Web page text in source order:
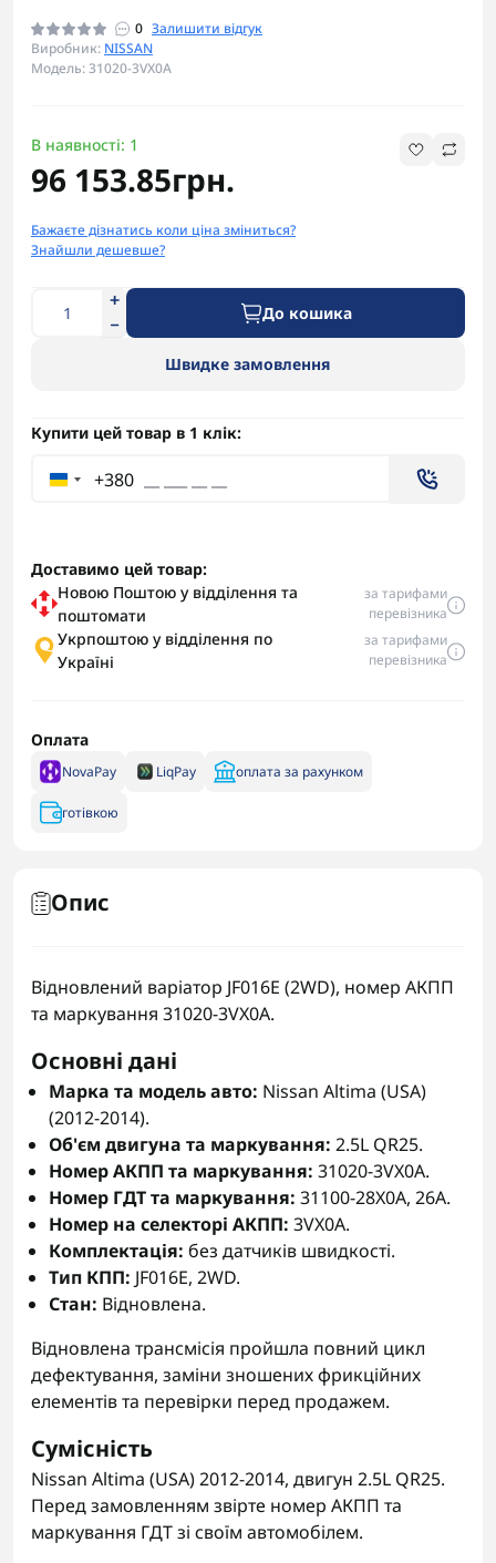
0 Залишити відгук
Виробник: NISSAN
Модель: 31020-3VX0A
В наявності: 1
96 153.85грн.
Бажаєте дізнатись коли ціна зміниться?
Знайшли дешевше?
До кошика
Швидке замовлення
Купити цей товар в 1 клік:
+380
Доставимо цей товар:
Новою Поштою у відділення та
поштомати
за тарифами
перевізника
Укрпоштою у відділення по
Україні
за тарифами
перевізника
Оплата
NovaPay LiqPay оплата за рахунком
готівкою
Опис
Відновлений варіатор JF016E (2WD), номер АКПП
та маркування 31020-3VX0A.
Основні дані
Марка та модель авто: Nissan Altima (USA)
(2012-2014).
Об'єм двигуна та маркування: 2.5L QR25.
Номер АКПП та маркування: 31020-3VX0A.
Номер ГДТ та маркування: 31100-28X0A, 26A.
Номер на селекторі АКПП: 3VX0A.
Комплектація: без датчиків швидкості.
Тип КПП: JF016E, 2WD.
Стан: Відновлена.
Відновлена трансмісія пройшла повний цикл
дефектування, заміни зношених фрикційних
елементів та перевірки перед продажем.
Сумісність
Nissan Altima (USA) 2012-2014, двигун 2.5L QR25.
Перед замовленням звірте номер АКПП та
маркування ГДТ зі своїм автомобілем.